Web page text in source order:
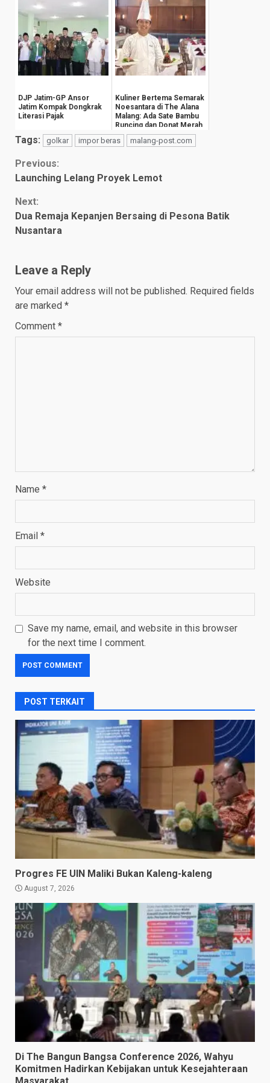
DJP Jatim-GP Ansor
Jatim Kompak Dongkrak
Literasi Pajak
Kuliner Bertema Semarak
Noesantara di The Alana
Malang: Ada Sate Bambu
Runcing dan Donat Merah
Putih
Tags: golkar impor beras malang-post.com
Continue
Previous:
Launching Lelang Proyek Lemot
Next:
Dua Remaja Kepanjen Bersaing di Pesona Batik
Nusantara
Leave a Reply
Your email address will not be published. Required fields
are marked *
Comment *
Name *
Email *
Website
Save my name, email, and website in this browser
for the next time I comment.
POST TERKAIT
Progres FE UIN Maliki Bukan Kaleng-kaleng
August 7, 2026
Di The Bangun Bangsa Conference 2026, Wahyu
Komitmen Hadirkan Kebijakan untuk Kesejahteraan
Masyarakat